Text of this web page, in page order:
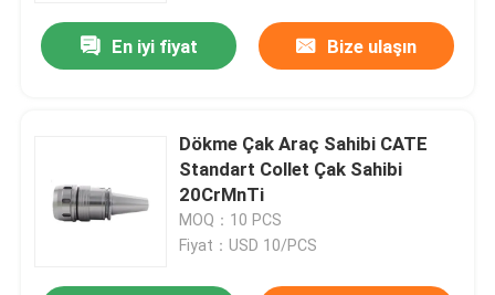
Hakkımızda
En iyi fiyat Bize ulaşın
Dökme Çak Araç Sahibi CATE
Standart Collet Çak Sahibi
20CrMnTi
MOQ：10 PCS
Fiyat：USD 10/PCS